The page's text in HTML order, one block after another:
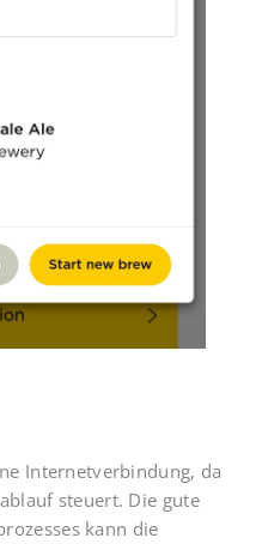
Internetverbindung, da
steuert. Die gute
kann die